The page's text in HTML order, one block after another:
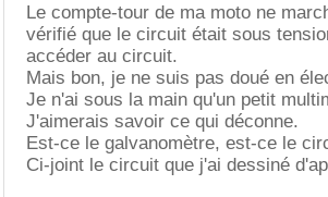
Le compte-tour de ma moto ne
vérifié que le circuit était sous
accéder au circuit.
Mais bon, je ne suis pas doué en
Je n'ai sous la main qu'un petit
J'aimerais savoir ce qui déconne.
Est-ce le galvanomètre, est-ce le
Ci-joint le circuit que j'ai dessiné